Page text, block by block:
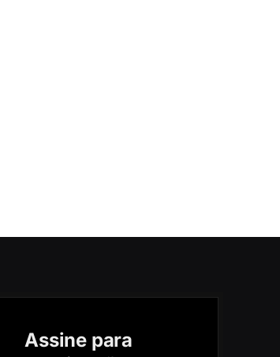
Assine para